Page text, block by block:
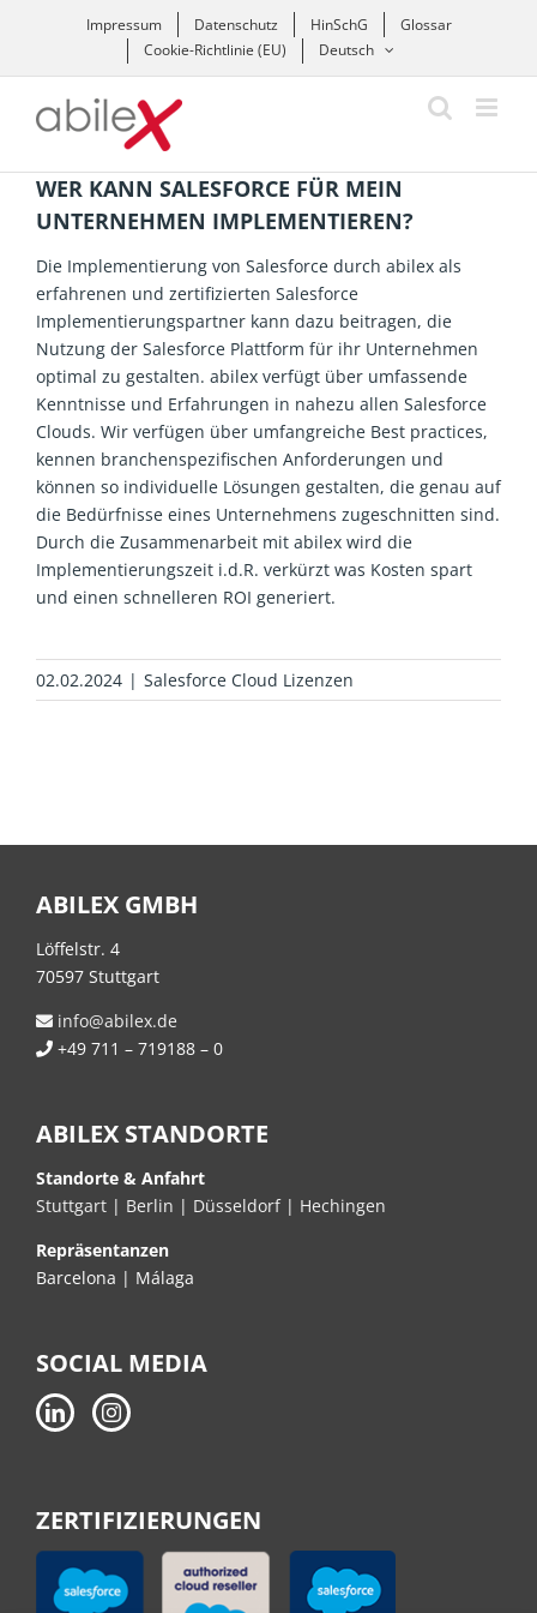
Impressum Datenschutz HinSchG
Glossar
Cookie-Richtlinie (EU)
Deutsch
WER KANN SALESFORCE FÜR MEIN
UNTERNEHMEN IMPLEMENTIEREN?
Die Implementierung von Salesforce durch abilex als
erfahrenen und zertifizierten Salesforce
Implementierungspartner kann dazu beitragen, die
Nutzung der Salesforce Plattform für ihr Unternehmen
optimal zu gestalten. abilex verfügtüber umfassende
Kenntnisse und Erfahrungen in nahezu allen Salesforce
Clouds. Wir verfügen über umfangreiche Best practices,
kennen branchenspezifischen Anforderungen und
können so individuelle Lösungen gestalten, die genau auf
die Bedürfnisse eines Unternehmens zugeschnitten sind.
Durch die Zusammenarbeit mit abilex wird die
Implementierungszeit i.d.R. verkürztwas Kosten spart
und einen schnelleren ROI generiert.
02.02.2024 | Salesforce Cloud Lizenzen
ABILEX GMBH
Löffelstr. 4
70597 Stuttgart
info@abilex.de
+49 711 – 719188 – 0
ABILEX STANDORTE
Standorte & Anfahrt
Stuttgart | Berlin | Düsseldorf | Hechingen
Repräsentanzen
Barcelona | Málaga
SOCIAL MEDIA
ZERTIFIZIERUNGEN